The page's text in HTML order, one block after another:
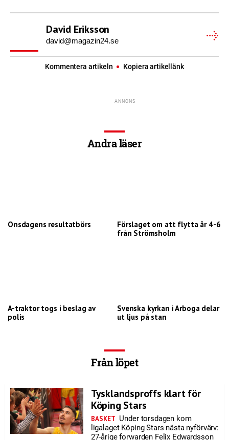
David Eriksson
david@magazin24.se
Kommentera artikeln Kopiera artikellänk
Andra läser
Onsdagens resultatbörs
Förslaget om att flytta år 4-6
från Strömsholm
A-traktor togs i beslag av
polis
Svenska kyrkan i Arboga delar
ut ljus på stan
Från löpet
Tysklandsproffs klart för
Köping Stars
BASKET Under torsdagen kom
ligalaget Köping Stars nästa nyförvärv:
27-årige forwarden Felix Edwardsson